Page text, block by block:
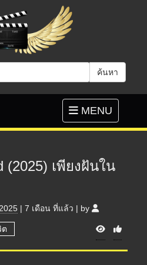
ค้นหา
Toggle
navigation
MENU
(2025) เพียงฝันใน
| 7 เดือน ที่แล้ว | by
ต V
i